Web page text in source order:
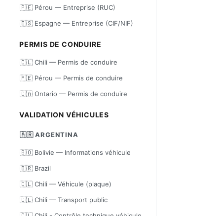
🇵🇪 Pérou — Entreprise (RUC)
🇪🇸 Espagne — Entreprise (CIF/NIF)
PERMIS DE CONDUIRE
🇨🇱 Chili — Permis de conduire
🇵🇪 Pérou — Permis de conduire
🇨🇦 Ontario — Permis de conduire
VALIDATION VÉHICULES
🇦🇷 ARGENTINA
🇧🇴 Bolivie — Informations véhicule
🇧🇷 Brazil
🇨🇱 Chili — Véhicule (plaque)
🇨🇱 Chili — Transport public